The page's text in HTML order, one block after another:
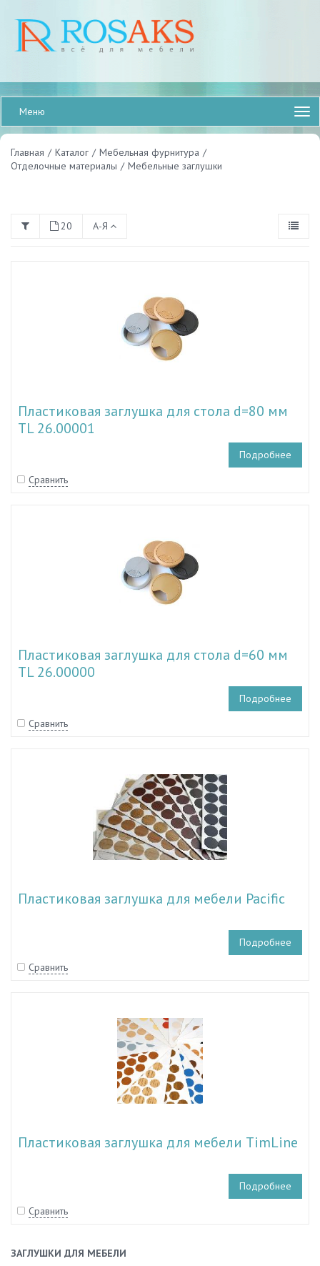
Меню
Главная / Каталог / Мебельная фурнитура /
Отделочные материалы / Мебельные заглушки
20 А-Я
Пластиковая заглушка для стола d=80 мм
TL 26.00001
Подробнее
Сравнить
Пластиковая заглушка для стола d=60 мм
TL 26.00000
Подробнее
Сравнить
Пластиковая заглушка для мебели Pacific
Подробнее
Сравнить
Пластиковая заглушка для мебели TimLine
Подробнее
Сравнить
ЗАГЛУШКИ ДЛЯ МЕБЕЛИ